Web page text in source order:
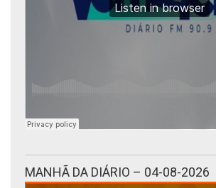
MANHÃ DA DIÁRIO – 04-08-2026